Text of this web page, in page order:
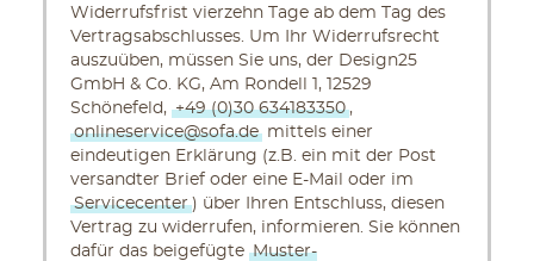
Widerrufsfrist vierzehn Tage ab dem Tag des
Vertragsabschlusses. Um Ihr Widerrufsrecht
auszuüben, müssen Sie uns, der Design25
GmbH & Co. KG, Am Rondell 1, 12529
Schönefeld, +49 (0)30 634183350 ,
onlineservice@sofa.de mittels einer
eindeutigen Erklärung (z.B. ein mit der Post
versandter Brief oder eine E-Mail oder im
Servicecenter ) über Ihren Entschluss, diesen
Vertrag zu widerrufen, informieren. Sie können
dafür das beigefügte Muster-